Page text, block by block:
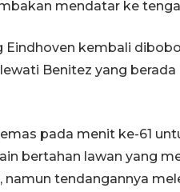
mendatar ke
Eindhoven kembali
Benitez yang
pada menit ke-61
bertahan lawan yang
tendangannya